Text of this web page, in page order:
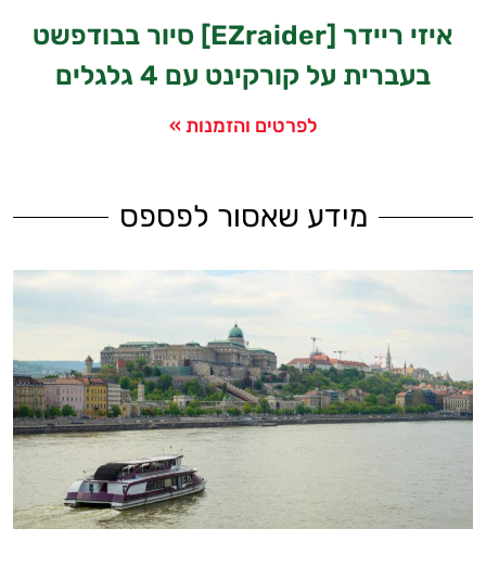
איזי ריידר [EZraider] סיור בבודפשט
בעברית על קורקינט עם 4 גלגלים
לפרטים והזמנות »
מידע שאסור לפספס